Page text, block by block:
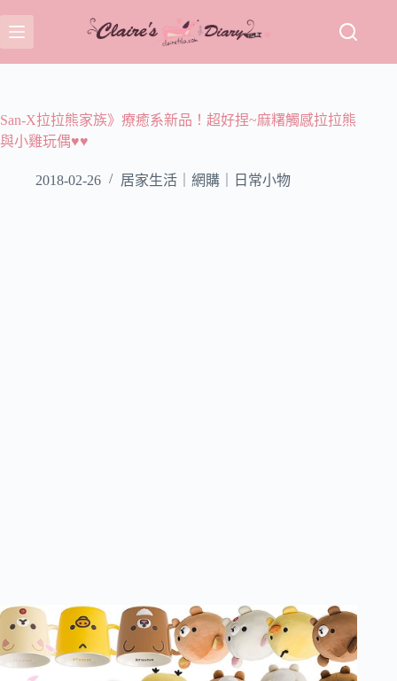
至
主
容
San-X拉拉熊家族》療癒系新品！超好捏~麻糬觸感拉拉熊
與小雞玩偶♥♥
2018-02-26 居家生活｜網購｜日常小物